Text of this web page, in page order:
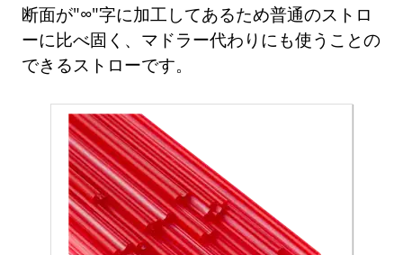
断面が"∞"字に加工してあるため普通のストロ
ーに比べ固く、マドラー代わりにも使うことの
できるストローです。